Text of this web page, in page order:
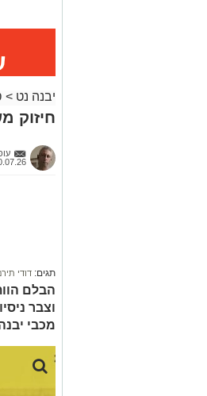
קידום
המתמשכת
בכתבה?
יבנה נט >
חיזוק
/ 13:05
תגים: דודי
הבלם
וצבר
מכבי יבנה